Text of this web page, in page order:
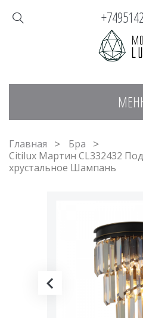
Главная
Бра
Citilux Мартин CL332432
хрустальное Шампань